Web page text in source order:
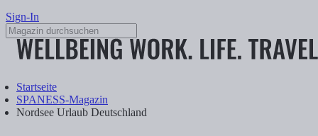
Sign-In
Startseite
SPANESS-Magazin
Nordsee Urlaub Deutschland